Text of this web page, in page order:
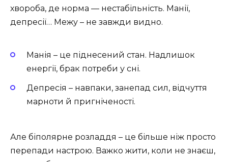
хвороба, де норма — нестабільність. Манії,
депресії… Межу – не завжди видно.
Манія – це піднесений стан. Надлишок
енергії, брак потреби у сні.
Депресія – навпаки, занепад сил, відчуття
марноти й пригніченості.
Але біполярне розладдя – це більше ніж просто
перепади настрою. Важко жити, коли не знаєш,